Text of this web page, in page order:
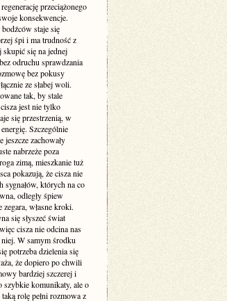
przeciążonego
konsekwencje.
staje się
śpi i ma trudność z
skupić się na jednej
odruchu sprawdzania
bez pokusy
ze słabej woli.
tak, by stale
jest nie tylko
się przestrzenią, w
Szczególnie
zachowały
nabrzeże poza
zimą, mieszkanie tuż
pokazują, że cisza nie
sygnałów, których na co
odległy śpiew
własne kroki.
się słyszeć świat
cisza nie odcina nas
W samym środku
potrzeba dzielenia się
że dopiero po chwili
bardziej szczerej i
komunikaty, ale o
rolę pełni rozmowa z